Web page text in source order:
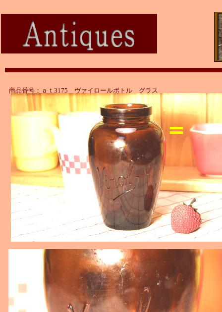
商品番号：ａｔ3175 ヴァイロールボトル グラス
＝